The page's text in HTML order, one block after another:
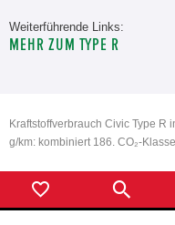
Weiterführende Links:
MEHR ZUM TYPE R
Kraftstoffverbrauch Civic Type R
g/km: kombiniert 186. CO₂-